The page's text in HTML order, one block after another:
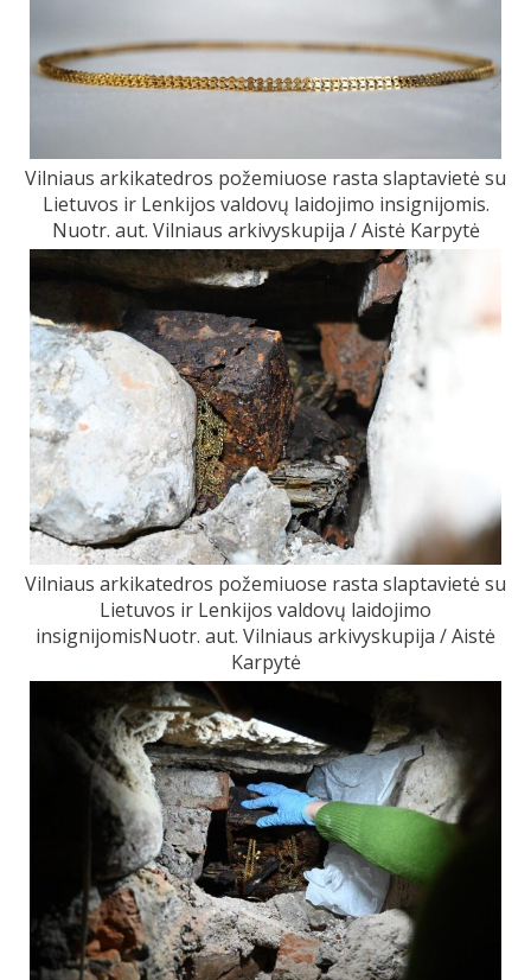
Vilniaus arkikatedros požemiuose rasta slaptavietė su
Lietuvos ir Lenkijos valdovų laidojimo insignijomis.
Nuotr. aut. Vilniaus arkivyskupija / Aistė Karpytė
Vilniaus arkikatedros požemiuose rasta slaptavietė su
Lietuvos ir Lenkijos valdovų laidojimo
insignijomisNuotr. aut. Vilniaus arkivyskupija / Aistė
Karpytė